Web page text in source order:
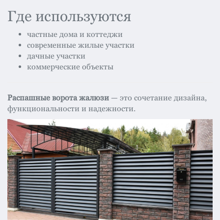
Где используются
частные дома и коттеджи
современные жилые участки
дачные участки
коммерческие объекты
Распашные ворота жалюзи — это сочетание дизайна,
функциональности и надежности.